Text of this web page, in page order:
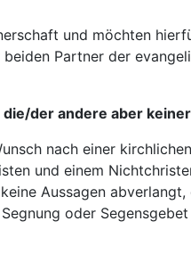
und möchten
Partner der
der andere aber
nach einer
und einem
Aussagen
oder